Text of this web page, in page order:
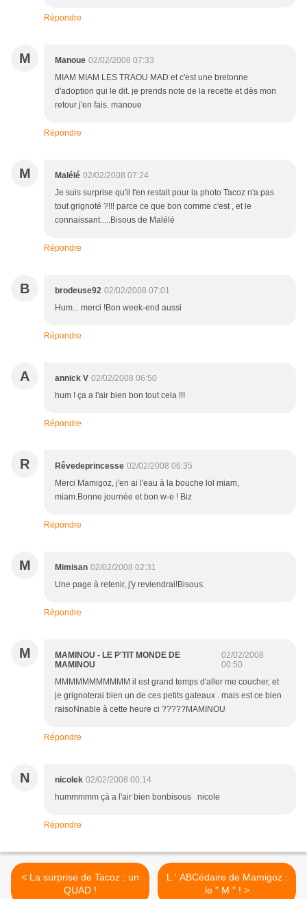
Répondre
M Manoue 02/02/2008 07:33
MIAM MIAM LES TRAOU MAD et c'est une bretonne
d'adoption qui le dit. je prends note de la recette et dès mon
retour j'en fais. manoue
Répondre
M Malélé 02/02/2008 07:24
Je suis surprise qu'il t'en restait pour la photo Tacoz n'a pas
tout grignoté ?!!! parce ce que bon comme c'est , et le
connaissant.....Bisous de Malélé
Répondre
B brodeuse92 02/02/2008 07:01
Hum... merci !Bon week-end aussi
Répondre
A annick V 02/02/2008 06:50
hum ! ça a l'air bien bon tout cela !!!
Répondre
R Rêvedeprincesse 02/02/2008 06:35
Merci Mamigoz, j'en ai l'eau à la bouche lol miam,
miam.Bonne journée et bon w-e ! Biz
Répondre
M Mimisan 02/02/2008 02:31
Une page à retenir, j'y reviendrai!Bisous.
Répondre
M
MAMINOU - LE P'TIT MONDE DE
MAMINOU
02/02/2008
00:50
MMMMMMMMMMM il est grand temps d'aller me coucher, et
je grignoterai bien un de ces petits gateaux . mais est ce bien
raisoNnable à cette heure ci ?????MAMINOU
Répondre
N nicolek 02/02/2008 00:14
hummmmm çà a l'air bien bonbisous nicole
Répondre
< La surprise de Tacoz : un
QUAD !
L ' ABCédaire de Mamigoz :
le " M " ! >